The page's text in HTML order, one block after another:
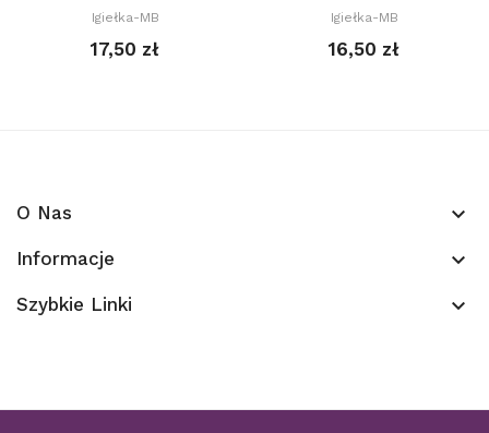
Igiełka-MB
17,50 zł
Igiełka-MB
16,50 zł
O Nas keyboard_arrow_down
Informacje keyboard_arrow_down
Szybkie Linki keyboard_arrow_down